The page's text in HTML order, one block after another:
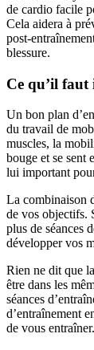
de cardio facile
Cela aidera à
post-
blessure.
Ce qu’il faut
Un bon plan
du travail de
muscles, la
bouge et se sent
lui important
La combinaison
de vos objectifs.
plus de séances
développer vos
Rien ne dit que
être dans les
séances
d’entraînement
de vous entraîner.